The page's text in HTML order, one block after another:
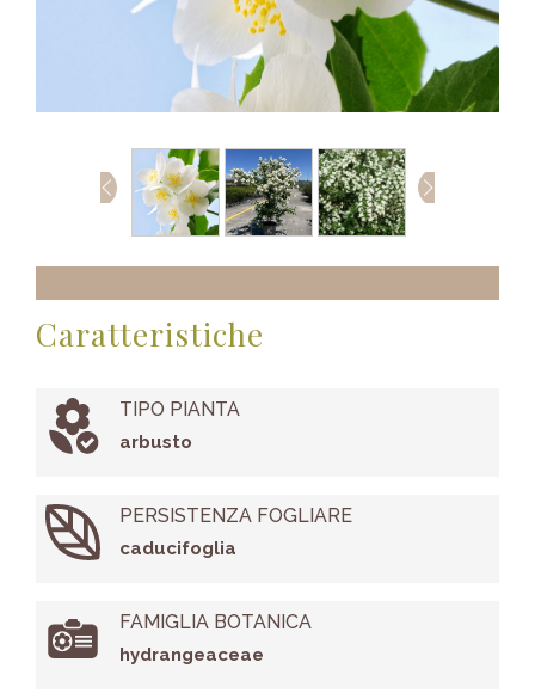
Caratteristiche
TIPO PIANTA
arbusto
PERSISTENZA FOGLIARE
caducifoglia
FAMIGLIA BOTANICA
hydrangeaceae